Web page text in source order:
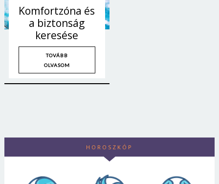
Komfortzóna és
a biztonság
keresése
TOVÁBB
OLVASOM
HOROSZKÓP
Jelszó